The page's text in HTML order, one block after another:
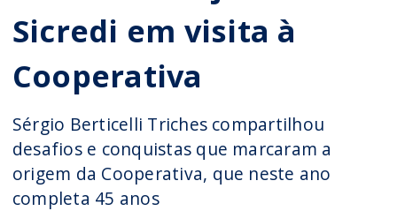
Sicredi em visita à
Cooperativa
Sérgio Berticelli Triches compartilhou
desafios e conquistas que marcaram a
origem da Cooperativa, que neste ano
completa 45 anos